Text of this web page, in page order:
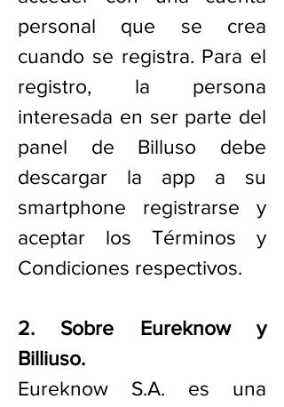
personal que se crea
cuando se registra. Para el
registro, la persona
interesada en ser parte del
panel de Billuso debe
descargar la app a su
smartphone registrarse y
aceptar los Términos y
Condiciones respectivos.
2. Sobre Eureknow y
Billiuso.
Eureknow S.A. es una